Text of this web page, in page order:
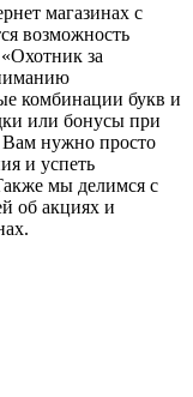
магазинах с
возможность
за
комбинации букв и
или бонусы при
Вам нужно просто
и успеть
мы делимся с
об акциях и